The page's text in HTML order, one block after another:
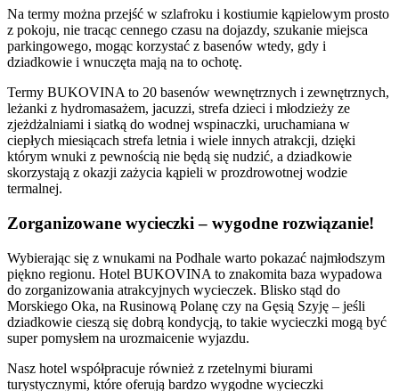
Na termy można przejść w szlafroku i kostiumie kąpielowym prosto
z pokoju, nie tracąc cennego czasu na dojazdy, szukanie miejsca
parkingowego, mogąc korzystać z basenów wtedy, gdy i
dziadkowie i wnuczęta mają na to ochotę.
Termy BUKOVINA to 20 basenów wewnętrznych i zewnętrznych,
leżanki z hydromasażem, jacuzzi, strefa dzieci i młodzieży ze
zjeżdżalniami i siatką do wodnej wspinaczki, uruchamiana w
ciepłych miesiącach strefa letnia i wiele innych atrakcji, dzięki
którym wnuki z pewnością nie będą się nudzić, a dziadkowie
skorzystają z okazji zażycia kąpieli w prozdrowotnej wodzie
termalnej.
Zorganizowane wycieczki – wygodne rozwiązanie!
Wybierając się z wnukami na Podhale warto pokazać najmłodszym
piękno regionu. Hotel BUKOVINA to znakomita baza wypadowa
do zorganizowania atrakcyjnych wycieczek. Blisko stąd do
Morskiego Oka, na Rusinową Polanę czy na Gęsią Szyję – jeśli
dziadkowie cieszą się dobrą kondycją, to takie wycieczki mogą być
super pomysłem na urozmaicenie wyjazdu.
Nasz hotel współpracuje również z rzetelnymi biurami
turystycznymi, które oferują bardzo wygodne wycieczki